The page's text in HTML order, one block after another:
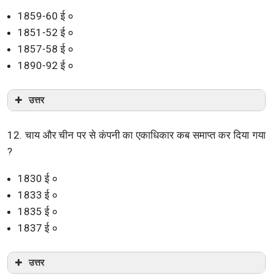
1859-60 ई ०
1851-52 ई ०
1857-58 ई ०
1890-92 ई ०
उत्तर
12. चाय और चीन पर से कंपनी का एकाधिकार कब समाप्त कर दिया गया
?
1830 ई ०
1833 ई ०
1835 ई ०
1837 ई ०
उत्तर